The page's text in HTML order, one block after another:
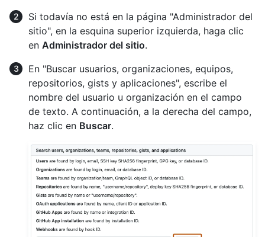
Si todavía no está en la página "Administrador del
sitio", en la esquina superior izquierda, haga clic
en Administrador del sitio.
En "Buscar usuarios, organizaciones, equipos,
repositorios, gists y aplicaciones", escribe el
nombre del usuario u organización en el campo
de texto. A continuación, a la derecha del campo,
haz clic en Buscar.